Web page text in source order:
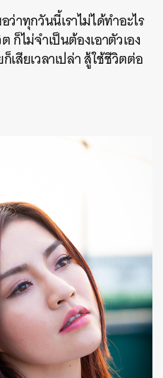
ว่าทุกวันนี้เราไม่ได้ทำอะไร
ก็ไม่จำเป็นต้องเอาตัวเอง
สียเวลาเปล่า สู้ใช้ชีวิตต่อ